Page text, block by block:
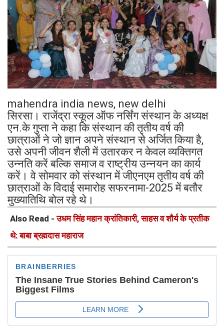
mahendra india news, new delhi
सिरसा। राजेंद्रा स्कूल ऑफ नर्सिंग संस्थान के अध्यक्ष
एन.के गुप्ता ने कहा कि संस्थान की तृतीय वर्ष की
छात्राओं ने जो ज्ञान अपने संस्थान से अर्जित किया है,
उसे अपनी जीवन शैली में उतारकर न केवल व्यक्तिगत
उन्नति करें बल्कि समाज व राष्ट्रीय उन्नयन का कार्य
करें। वे सोमवार को संस्थान में जीएनएम तृतीय वर्ष की
छात्राओं के विदाई समारोह सफरनामा-2025 में बतौर
मुख्यातिथि बोल रहे थे।
Also Read -उधम सिंह महान क्रांतिकारी, साहस व शौर्य के प्रतीक
थे: बाबा ब्रह्मदास महाराज